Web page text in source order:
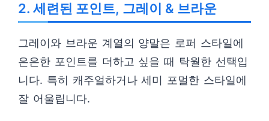
2. 세련된 포인트, 그레이 & 브라운
그레이와 브라운 계열의 양말은 로퍼 스타일에
은은한 포인트를 더하고 싶을 때 탁월한 선택입
니다. 특히 캐주얼하거나 세미 포멀한 스타일에
잘 어울립니다.